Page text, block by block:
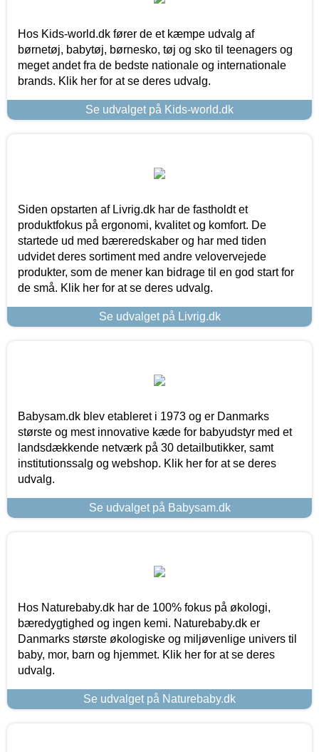
Hos Kids-world.dk fører de et kæmpe udvalg af
børnetøj, babytøj, børnesko, tøj og sko til teenagers og
meget andet fra de bedste nationale og internationale
brands. Klik her for at se deres udvalg.
Se udvalget på Kids-world.dk
Siden opstarten af Livrig.dk har de fastholdt et
produktfokus på ergonomi, kvalitet og komfort. De
startede ud med bæreredskaber og har med tiden
udvidet deres sortiment med andre velovervejede
produkter, som de mener kan bidrage til en god start for
de små. Klik her for at se deres udvalg.
Se udvalget på Livrig.dk
Babysam.dk blev etableret i 1973 og er Danmarks
største og mest innovative kæde for babyudstyr med et
landsdækkende netværk på 30 detailbutikker, samt
institutionssalg og webshop. Klik her for at se deres
udvalg.
Se udvalget på Babysam.dk
Hos Naturebaby.dk har de 100% fokus på økologi,
bæredygtighed og ingen kemi. Naturebaby.dk er
Danmarks største økologiske og miljøvenlige univers til
baby, mor, barn og hjemmet. Klik her for at se deres
udvalg.
Se udvalget på Naturebaby.dk